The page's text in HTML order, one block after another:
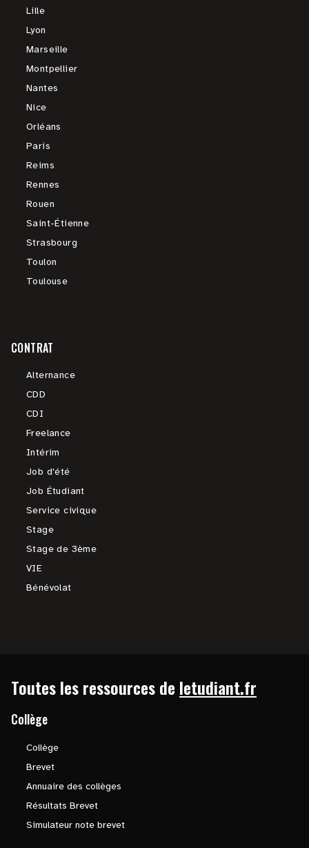
Lille
Lyon
Marseille
Montpellier
Nantes
Nice
Orléans
Paris
Reims
Rennes
Rouen
Saint-Étienne
Strasbourg
Toulon
Toulouse
CONTRAT
Alternance
CDD
CDI
Freelance
Intérim
Job d'été
Job Étudiant
Service civique
Stage
Stage de 3ème
VIE
Bénévolat
Toutes les ressources de letudiant.fr
Collège
Collège
Brevet
Annuaire des collèges
Résultats Brevet
Simulateur note brevet